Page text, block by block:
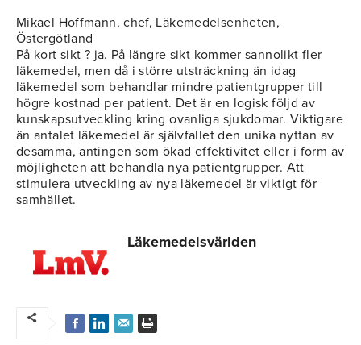
Mikael Hoffmann, chef, Läkemedelsenheten,
Östergötland
På kort sikt ? ja. På längre sikt kommer sannolikt fler
läkemedel, men då i större utsträckning än idag
läkemedel som behandlar mindre patientgrupper till
högre kostnad per patient. Det är en logisk följd av
kunskapsutveckling kring ovanliga sjukdomar. Viktigare
än antalet läkemedel är självfallet den unika nyttan av
desamma, antingen som ökad effektivitet eller i form av
möjligheten att behandla nya patientgrupper. Att
stimulera utveckling av nya läkemedel är viktigt för
samhället.
Läkemedelsvärlden